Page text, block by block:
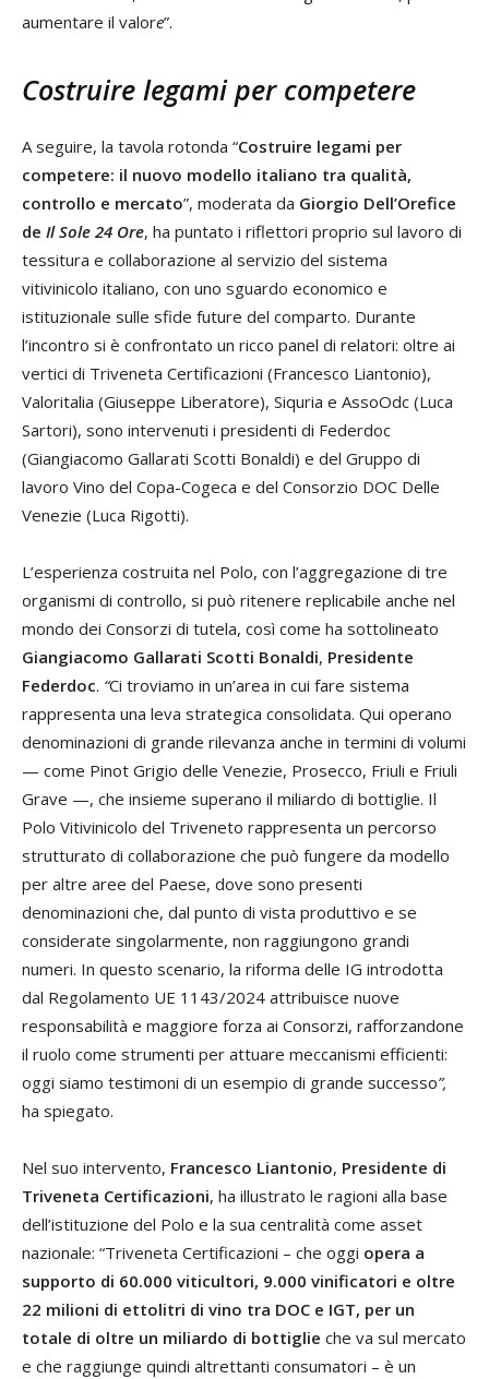
aumentare il valore”.
Costruire legami per competere
A seguire, la tavola rotonda “Costruire legami per
competere: il nuovo modello italiano tra qualità,
controllo e mercato”, moderata da Giorgio Dell’Orefice
de Il Sole 24 Ore, ha puntato i riflettori proprio sul lavoro di
tessitura e collaborazione al servizio del sistema
vitivinicolo italiano, con uno sguardo economico e
istituzionale sulle sfide future del comparto. Durante
l’incontro si è confrontato un ricco panel di relatori: oltre ai
vertici di Triveneta Certificazioni (Francesco Liantonio),
Valoritalia (Giuseppe Liberatore), Siquria e AssoOdc (Luca
Sartori), sono intervenuti i presidenti di Federdoc
(Giangiacomo Gallarati Scotti Bonaldi) e del Gruppo di
lavoro Vino del Copa-Cogeca e del Consorzio DOC Delle
Venezie (Luca Rigotti).
L’esperienza costruita nel Polo, con l’aggregazione di tre
organismi di controllo, si può ritenere replicabile anche nel
mondo dei Consorzi di tutela, così come ha sottolineato
Giangiacomo Gallarati Scotti Bonaldi, Presidente
Federdoc. “Ci troviamo in un’area in cui fare sistema
rappresenta una leva strategica consolidata. Qui operano
denominazioni di grande rilevanza anche in termini di volumi
— come Pinot Grigio delle Venezie, Prosecco, Friuli e Friuli
Grave —, che insieme superano il miliardo di bottiglie. Il
Polo Vitivinicolo del Triveneto rappresenta un percorso
strutturato di collaborazione che può fungere da modello
per altre aree del Paese, dove sono presenti
denominazioni che, dal punto di vista produttivo e se
considerate singolarmente, non raggiungono grandi
numeri. In questo scenario, la riforma delle IG introdotta
dal Regolamento UE 1143/2024 attribuisce nuove
responsabilità e maggiore forza ai Consorzi, rafforzandone
il ruolo come strumenti per attuare meccanismi efficienti:
oggi siamo testimoni di un esempio di grande successo”,
ha spiegato.
Nel suo intervento, Francesco Liantonio, Presidente di
Triveneta Certificazioni, ha illustrato le ragioni alla base
dell’istituzione del Polo e la sua centralità come asset
nazionale: “Triveneta Certificazioni – che oggi opera a
supporto di 60.000 viticultori, 9.000 vinificatori e oltre
22 milioni di ettolitri di vino tra DOC e IGT, per un
totale di oltre un miliardo di bottiglie che va sul mercato
e che raggiunge quindi altrettanti consumatori – è un